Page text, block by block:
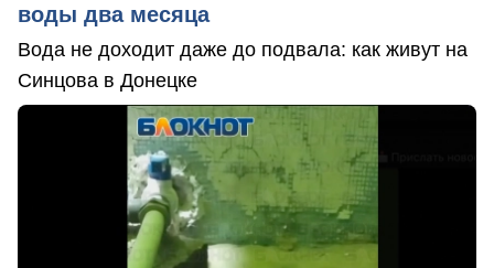
воды два месяца
Вода не доходит даже до подвала: как живут на
Синцова в Донецке